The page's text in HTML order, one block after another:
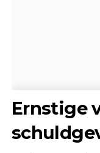
Ernstige